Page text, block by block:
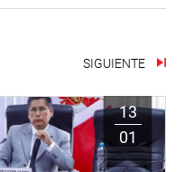
SIGUIENTE
13
01